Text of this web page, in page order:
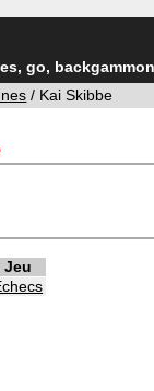
go,
/ Kai Skibbe
Jeu